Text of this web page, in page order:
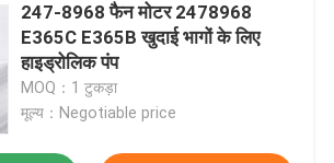
247-8968 फैन मोटर 2478968
E365C E365B खुदाई भागों के लिए
हाइड्रोलिक पंप
MOQ：1 टुकड़ा
मूल्य：Negotiable price